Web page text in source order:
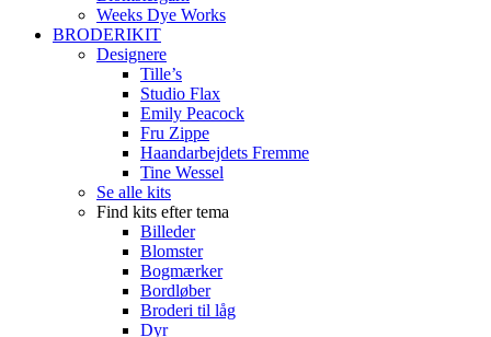
Weeks Dye Works
BRODERIKIT
Designere
Tille’s
Studio Flax
Emily Peacock
Fru Zippe
Haandarbejdets Fremme
Tine Wessel
Se alle kits
Find kits efter tema
Billeder
Blomster
Bogmærker
Bordløber
Broderi til låg
Dyr